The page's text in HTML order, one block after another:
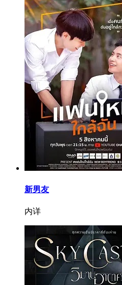
新男友
内详